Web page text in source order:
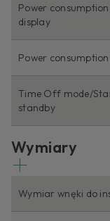
Power
display
Power
Time Off mode/
standby
Wymiary
Wymiar wnęki do